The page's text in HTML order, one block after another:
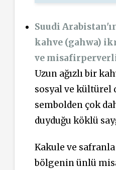
Suudi
kahve (gahwa)
ve
Uzun ağızlı bir
sosyal ve kültürel
sembolden çok
duyduğu köklü
Kakule ve
bölgenin ünlü